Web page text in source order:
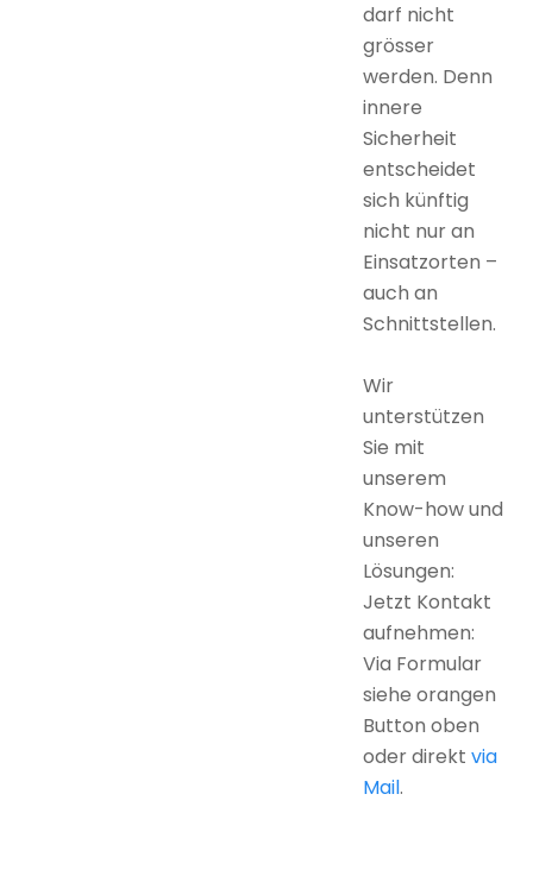
darf nicht
grösser
werden. Denn
innere
Sicherheit
entscheidet
sich künftig
nicht nur an
Einsatzorten –
auch an
Schnittstellen.
Wir
unterstützen
Sie mit
unserem
Know-how und
unseren
Lösungen:
Jetzt Kontakt
aufnehmen:
Via Formular
siehe orangen
Button oben
oder direkt via
Mail.